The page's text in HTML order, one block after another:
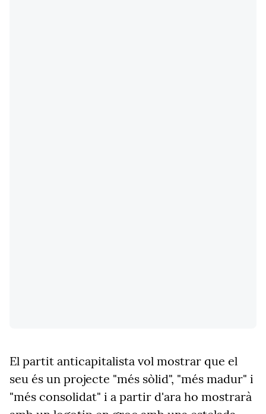
El partit anticapitalista vol mostrar que el
seu és un projecte "més sòlid", "més madur" i
"més consolidat" i a partir d'ara ho mostrarà